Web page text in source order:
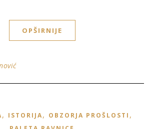
OPŠIRNIJE
, ISTORIJA, OBZORJA PROŠLOSTI ,